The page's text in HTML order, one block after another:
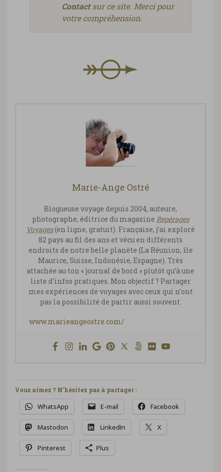
Contactsur ce site. Merci pour
votre compréhension.
Marie-Ange Ostré
Blogueuse voyage depuis 2004, auteure,
photographe, éditrice du magazine Repérages
Voyages(en ligne, gratuit). Française, j’ai exploré
82 pays au fil des ans et vécu en différents
endroits de notre belle planète (La Réunion, île
Maurice, Suisse, Indonésie, Espagne). Très
attachée au ton « journal de bord » plutôt qu’à une
liste d’infos pratiques. Mon objectif ? Partager
mes expériences de voyages avec ceux qui n’ont
pas la possibilité de partir aussi souvent.
www.marieangeostre.com/
Vous aimez ? N'hésitez pas à partager :
WhatsApp E-mail Facebook
Mastodon LinkedIn X
Pinterest Plus